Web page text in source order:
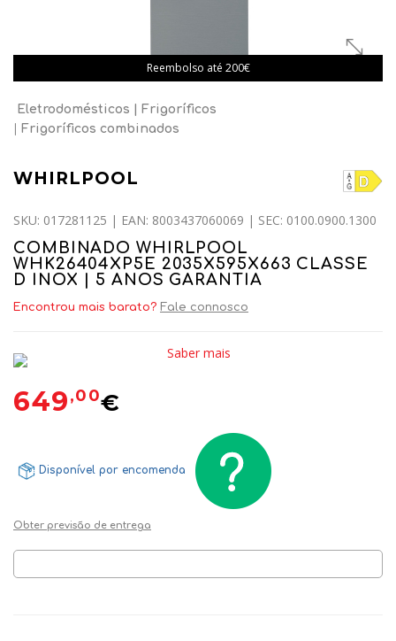
Reembolso até 200€
Eletrodomésticos
Frigoríficos
Frigoríficos combinados
WHIRLPOOL
SKU: 017281125 | EAN: 8003437060069 | SEC: 0100.0900.1300
COMBINADO WHIRLPOOL
WHK26404XP5E 2035X595X663 CLASSE
D INOX | 5 ANOS GARANTIA
Encontrou mais barato? Fale connosco
Saber mais
649,00€
Disponível por encomenda
Obter previsão de entrega